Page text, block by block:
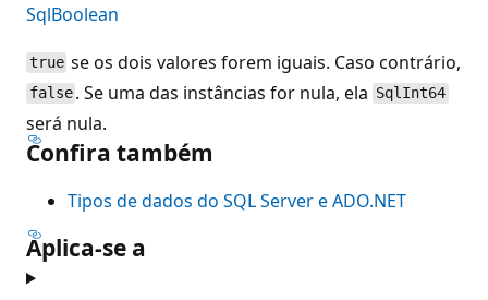
SqlBoolean
true se os dois valores forem iguais. Caso contrário,
false . Se uma das instâncias for nula, ela SqlInt64
será nula.
Confira também
Tipos de dados do SQL Server e ADO.NET
Aplica-se a